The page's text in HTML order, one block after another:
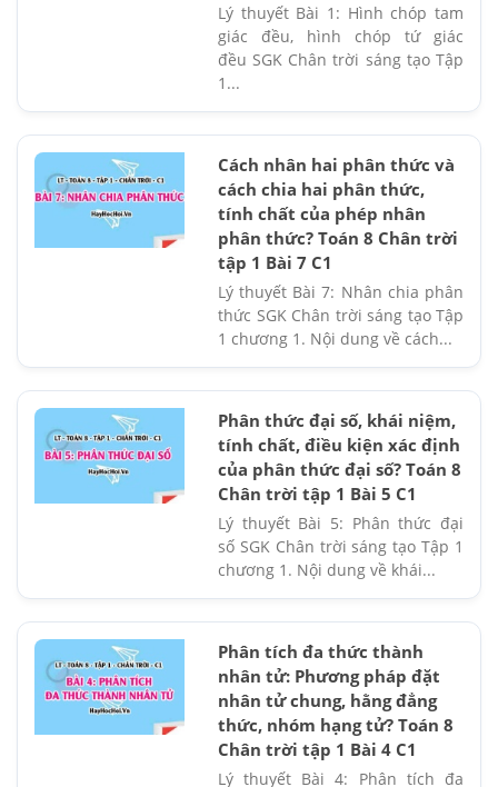
Lý thuyết Bài 1: Hình chóp tam
giác đều, hình chóp tứ giác
đều SGK Chân trời sáng tạo Tập
1...
Cách nhân hai phân thức và
cách chia hai phân thức,
tính chất của phép nhân
phân thức? Toán 8 Chân trời
tập 1 Bài 7 C1
Lý thuyết Bài 7: Nhân chia phân
thức SGK Chân trời sáng tạo Tập
1 chương 1. Nội dung về cách...
Phân thức đại số, khái niệm,
tính chất, điều kiện xác định
của phân thức đại số? Toán 8
Chân trời tập 1 Bài 5 C1
Lý thuyết Bài 5: Phân thức đại
số SGK Chân trời sáng tạo Tập 1
chương 1. Nội dung về khái...
Phân tích đa thức thành
nhân tử: Phương pháp đặt
nhân tử chung, hằng đẳng
thức, nhóm hạng tử? Toán 8
Chân trời tập 1 Bài 4 C1
Lý thuyết Bài 4: Phân tích đa